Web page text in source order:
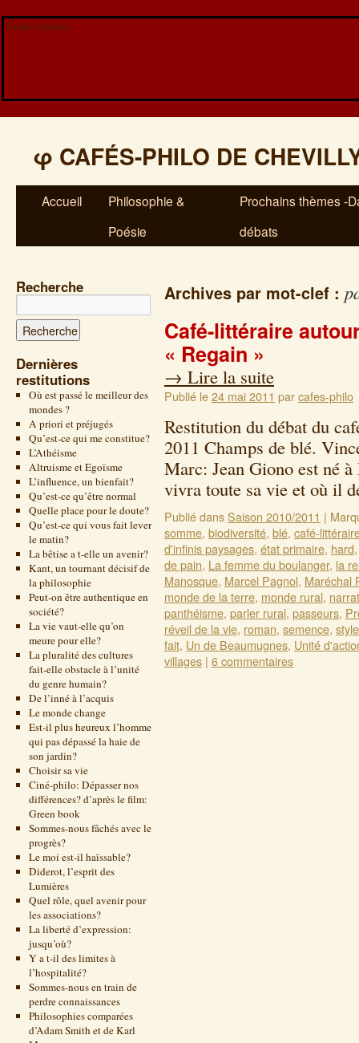
Veuillez patienter...
φ CAFÉS-PHILO DE
Accueil
Philosophie &
Poésie
Prochains thèmes -
débats
Recherche
Dernières
restitutions
Où est passé le meilleur des
mondes ?
A priori et préjugés
Qu’est-ce qui me constitue?
L’Athéisme
Altruisme et Egoïsme
L’influence, un bienfait?
Qu’est-ce qu’être normal
Quelle place pour le doute?
Qu’est-ce qui vous fait lever
le matin?
La bêtise a t-elle un avenir?
Kant, un tournant décisif de
la philosophie
Peut-on être authentique en
société?
La vie vaut-elle qu’on
meure pour elle?
La pluralité des cultures
fait-elle obstacle à l’unité
du genre humain?
De l’inné à l’acquis
Le monde change
Est-il plus heureux l’homme
qui pas dépassé la haie de
son jardin?
Choisir sa vie
Ciné-philo: Dépasser nos
différences? d’après le film:
Green book
Sommes-nous fâchés avec le
progrès?
Le moi est-il haïssable?
Diderot, l’esprit des
Lumières
Quel rôle, quel avenir pour
les associations?
La liberté d’expression:
jusqu’où?
Y a t-il des limites à
l’hospitalité?
Sommes-nous en train de
perdre connaissances
Philosophies comparées
d’Adam Smith et de Karl
Archives par mot-clef :
Café-littéraire
« Regain »
→ Lire la suite
Publié le24 mai 2011 parcafes-philo
Restitution du débat du
2011 Champs de blé.
Marc: Jean Giono est né
vivra toute sa vie et où il
Publié dansSaison 2010/2011 |
somme, biodiversité, blé, café-
d'infinis paysages, état primaire, hard
de pain, La femme du boulanger, la
Manosque, Marcel Pagnol, Maréchal
monde de la terre, monde rural,
panthéisme, parler rural, passeurs,
réveil de la vie, roman, semence, style
fait, Un de Beaumugnes, Unité
villages | 6 commentaires